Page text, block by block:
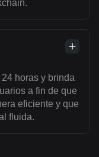
horas y brinda
a fin de que
eficiente y que
fluida.